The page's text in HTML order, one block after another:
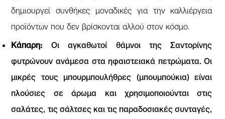
δημιουργεί συνθήκες μοναδικές για την καλλιέργεια
προϊόντων που δεν βρίσκονται αλλού στον κόσμο.
Κάπαρη: Οι αγκαθωτοί θάμνοι της Σαντορίνης
φυτρώνουν ανάμεσα στα ηφαιστειακά πετρώματα. Οι
μικρές τους μπουρμπουλήθρες (μπουμπούκια) είναι
πλούσιες σε άρωμα και χρησιμοποιούνται στις
σαλάτες, τις σάλτσες και τις παραδοσιακές συνταγές,